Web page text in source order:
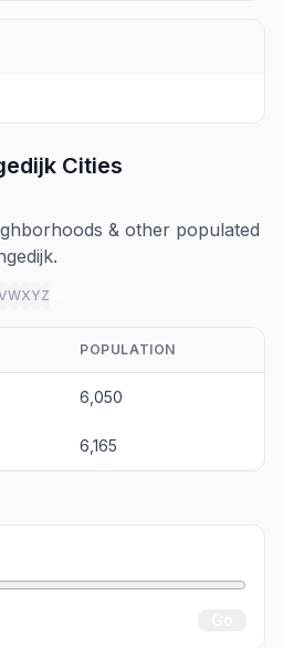
Cities
& other populated
WXYZ
POPULATION
6,050
6,165